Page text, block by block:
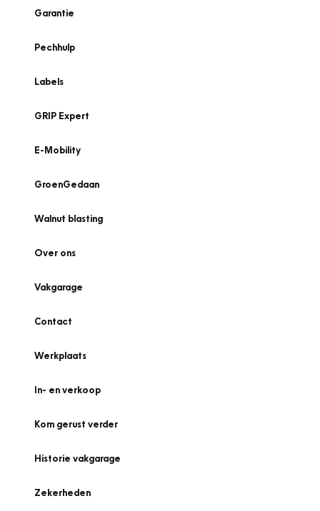
Garantie
Pechhulp
Labels
GRIP Expert
E-Mobility
GroenGedaan
Walnut blasting
Over ons
Vakgarage
Contact
Werkplaats
In- en verkoop
Kom gerust verder
Historie vakgarage
Zekerheden